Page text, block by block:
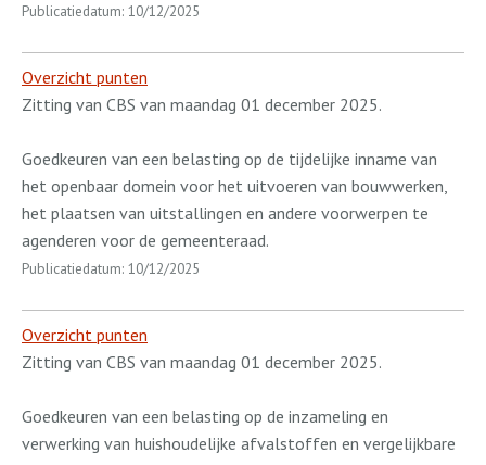
Publicatiedatum: 10/12/2025
Overzicht punten
Zitting van CBS van maandag 01 december 2025.
Goedkeuren van een belasting op de tijdelijke inname van
het openbaar domein voor het uitvoeren van bouwwerken,
het plaatsen van uitstallingen en andere voorwerpen te
agenderen voor de gemeenteraad.
Publicatiedatum: 10/12/2025
Overzicht punten
Zitting van CBS van maandag 01 december 2025.
Goedkeuren van een belasting op de inzameling en
verwerking van huishoudelijke afvalstoffen en vergelijkbare